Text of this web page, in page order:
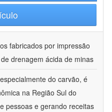
fabricados por impressão
drenagem ácida de minas
do carvão, é
na Região Sul do
pessoas e gerando receitas